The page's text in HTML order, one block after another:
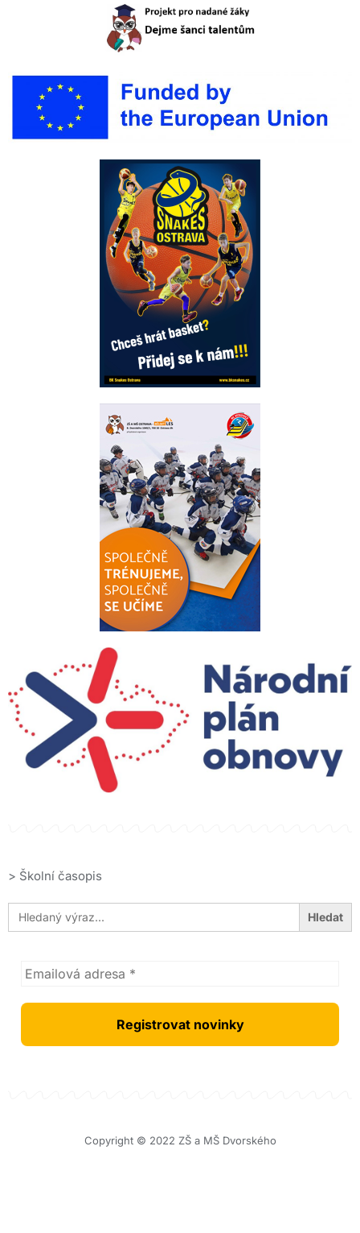
> Školní časopis
Search
for:
Copyright © 2022 ZŠ a MŠ Dvorského